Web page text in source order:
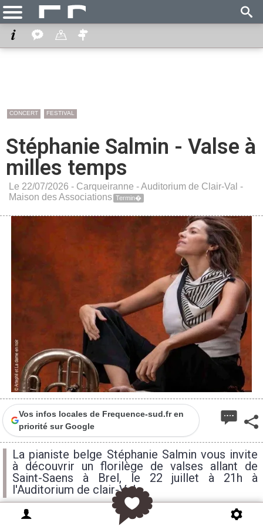
CONCERT FESTIVAL
Stéphanie Salmin - Valse à
milles temps
Le 22/07/2026 - Carqueiranne -Auditorium de Clair-Val -
Maison des Associations Termin�
Vos infos locales de Frequence-sud.fr en
priorité sur Google
La pianiste belge Stéphanie Salmin vous invite
à découvrir un florilège de valses allant de
Saint-Saens à Brel, le 22 juillet à 21h à
l'Auditorium de clair-Val.